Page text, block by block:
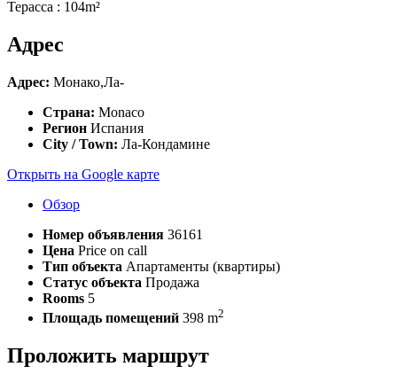
Терасса : 104m²
Адрес
Адрес: Монако,Ла-
Страна: Monaco
Регион Испания
City / Town: Ла-Кондамине
Открыть на Google карте
Обзор
Номер объявления 36161
Цена Price on call
Тип объекта Апартаменты (квартиры)
Статус объекта Продажа
Rooms 5
Площадь помещений 398 m2
Проложить маршрут